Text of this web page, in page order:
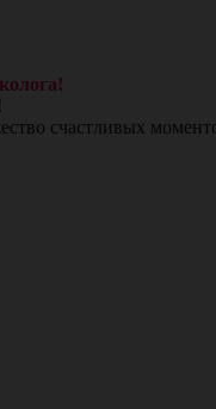
счастливых